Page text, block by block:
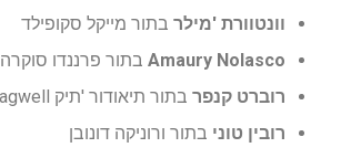
וונטוורת 'מילר בתור מייקל סקופילד
Amaury Nolasco בתור פרננדו סוקרה
רוברט קנפר בתור תיאודור 'תיק T' Bagwell
רובין טוני בתור ורוניקה דונובן